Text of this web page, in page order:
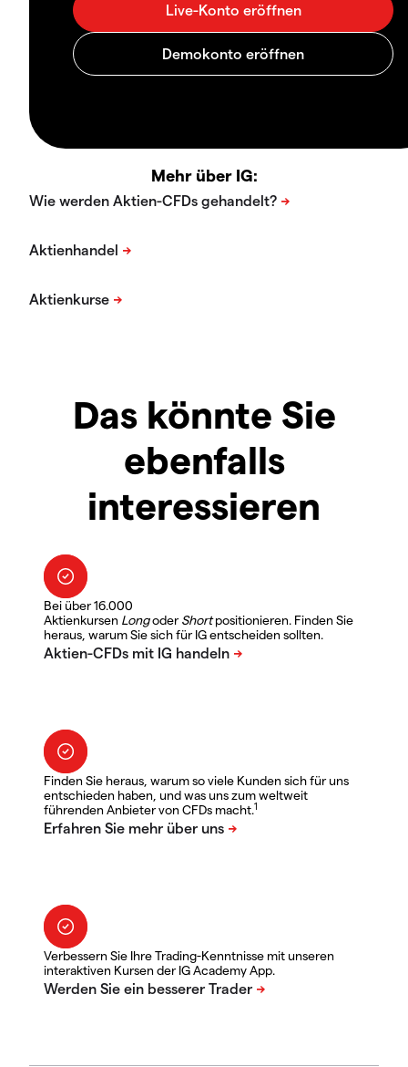
Mehr über IG:
Das könnte Sie
ebenfalls
interessieren
Bei über 16.000
Aktienkursen LongoderShortpositionieren. Finden Sie
heraus, warum Sie sich für IG entscheiden sollten.
Finden Sie heraus, warum so viele Kunden sich für uns
entschieden haben, und was uns zum weltweit
führenden Anbieter von CFDs macht.1
Verbessern Sie Ihre Trading-Kenntnisse mit unseren
interaktiven Kursen der IG Academy App.